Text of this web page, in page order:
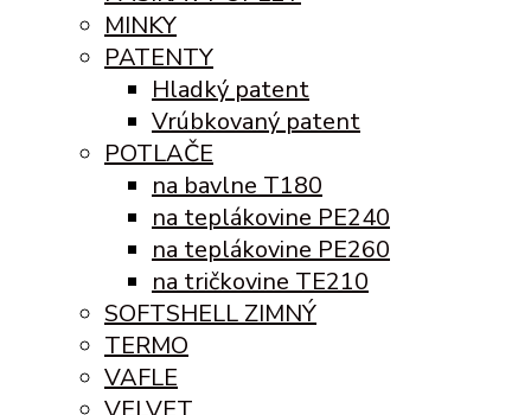
MINKY
PATENTY
Hladký patent
Vrúbkovaný patent
POTLAČE
na bavlne T180
na teplákovine PE240
na teplákovine PE260
na tričkovine TE210
SOFTSHELL ZIMNÝ
TERMO
VAFLE